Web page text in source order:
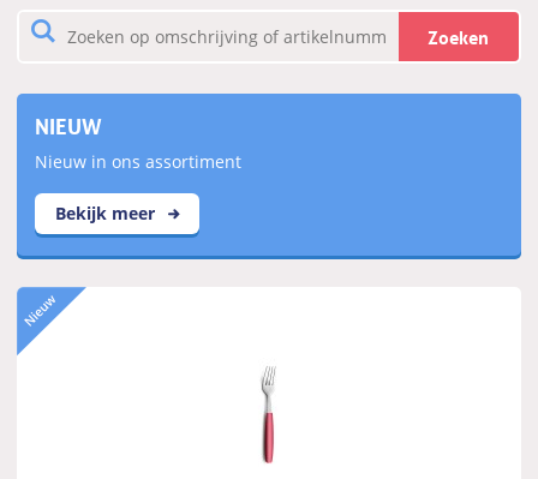
Zoeken
NIEUW
Nieuw in ons assortiment
Bekijk meer